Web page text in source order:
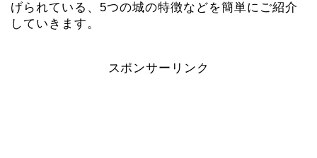
げられている、5つの城の特徴などを簡単にご紹介
していきます。
スポンサーリンク